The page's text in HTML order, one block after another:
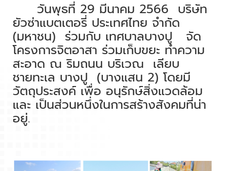
วันพุธที่ 29 มีนาคม 2566 บริษัท
ยัวซ่าแบตเตอรี่ ประเทศไทย จำกัด
(มหาชน) ร่วมกับ เทศบาลบางปู จัด
โครงการจิตอาสา ร่วมเก็บขยะ ทำความ
สะอาด ณ ริมถนน บริเวณ เลียบ
ชายทะเล บางปู (บางแสน 2) โดยมี
วัตถุประสงค์ เพื่อ อนุรักษ์สิ่งแวดล้อม
และ เป็นส่วนหนึ่งในการสร้างสังคมที่น่า
อยู่.